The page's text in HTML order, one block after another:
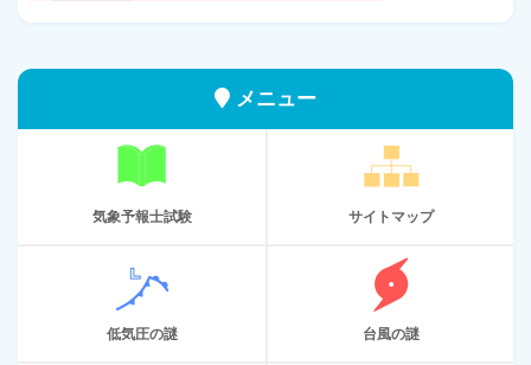
メニュー
気象予報士試験 サイトマップ
低気圧の謎 台風の謎